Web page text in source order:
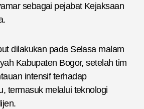
sebagai pejabat Kejaksaan
dilakukan pada Selasa malam
Kabupaten Bogor, setelah tim
intensif terhadap
termasuk melalui teknologi